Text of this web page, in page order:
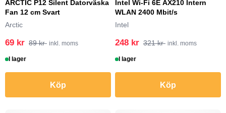
ARCTIC P12 Silent Datorväska
Fan 12 cm Svart
Arctic
69 kr 89 kr inkl. moms
I lager
Köp
Intel Wi-Fi 6E AX210 Intern
WLAN 2400 Mbit/s
Intel
248 kr 321 kr inkl. moms
I lager
Köp